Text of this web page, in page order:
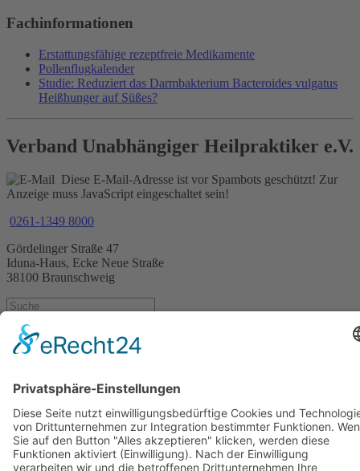
Fachinformationen
Erstattungsfähige rezeptfreie Medikamente
Pollenflugkalender
Studie: Reduziert das Darmbakterium Bacteroides vulgatus
Heißhunger auf Süßes?
Verband Unabhängiger Heilpraktiker e.V.
Diese E-Mail-Adresse ist vor Spambots geschützt! Zur
Anzeige muss JavaScript eingeschaltet sein!
0261-1349 8000
Gördelinger Straße 47
Iduna-Haus, Ecke Neue Straße
38100 Braunschweig
Impressum
Datenschutzerklärung